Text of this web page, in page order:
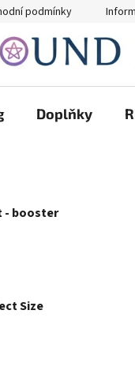
podmínky
Doplňky
- booster
Size